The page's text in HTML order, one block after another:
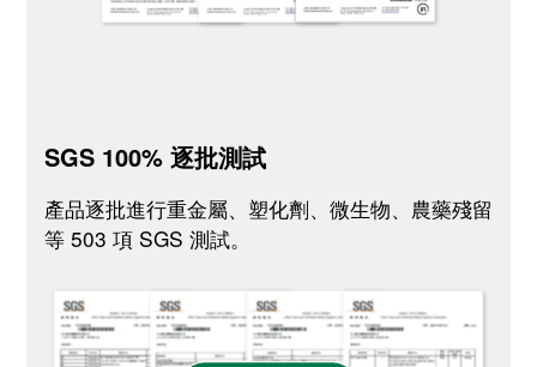
SGS 100% 逐批測試
產品逐批進行重金屬、塑化劑、微生物、農藥殘留
等 503 項 SGS 測試。